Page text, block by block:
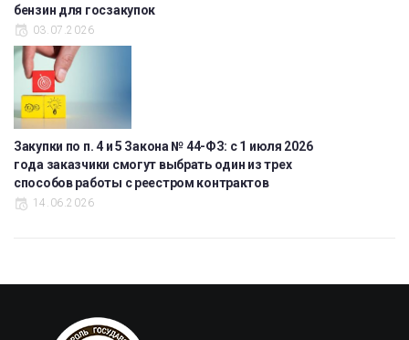
бензин для госзакупок
03.07.2026
Закупки по п. 4 и 5 Закона № 44-ФЗ: с 1 июля 2026
года заказчики смогут выбрать один из трех
способов работы с реестром контрактов
14.06.2026